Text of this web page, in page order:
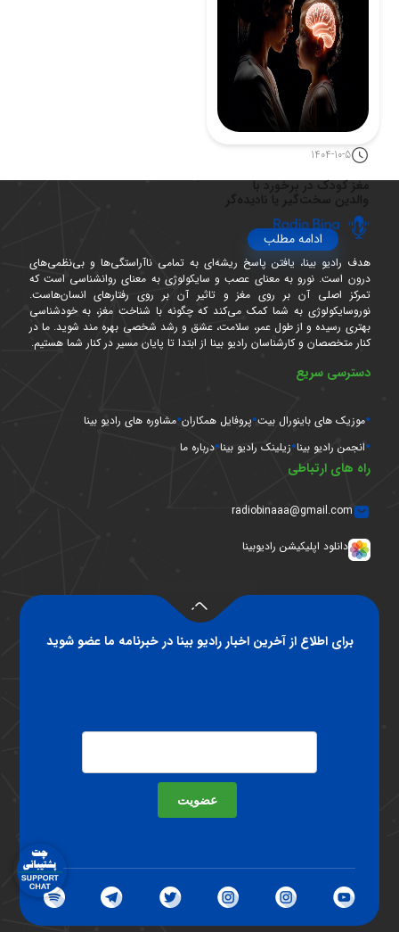
1404-10-5
مغز کودک در برخورد با
والدین سخت‌گیر یا نادیده‌گر
ادامه مطلب
هدف رادیو بینا، یافتن پاسخ ریشه‌ای به تمامی ناآراستگی‌ها و بی‌نظمی‌های
درون است. نورو به معنای عصب و سایکولوژی به معنای روانشناسی است که
تمرکز اصلی آن بر روی مغز و تاثیر آن بر روی رفتارهای انسان‌هاست.
نوروسایکولوژی به شما کمک می‌کند که چگونه با شناخت مغز، به خودشناسی
بهتری رسیده و از طول عمر، سلامت، عشق و رشد شخصی بهره مند شوید. ما در
کنار متخصصان و کارشناسان رادیو بینا از ابتدا تا پایان مسیر در کنار شما هستیم.
دسترسی سریع
موزیک های باینورال بیت پروفایل همکاران مشاوره های رادیو بینا
انجمن رادیو بینا زیلینک رادیو بینا درباره ما
راه های ارتباطی
radiobinaaa@gmail.com
دانلود اپلیکیشن رادیوبینا
برای اطلاع از آخرین اخبار رادیو بینا در خبرنامه ما عضو شوید
عضویت